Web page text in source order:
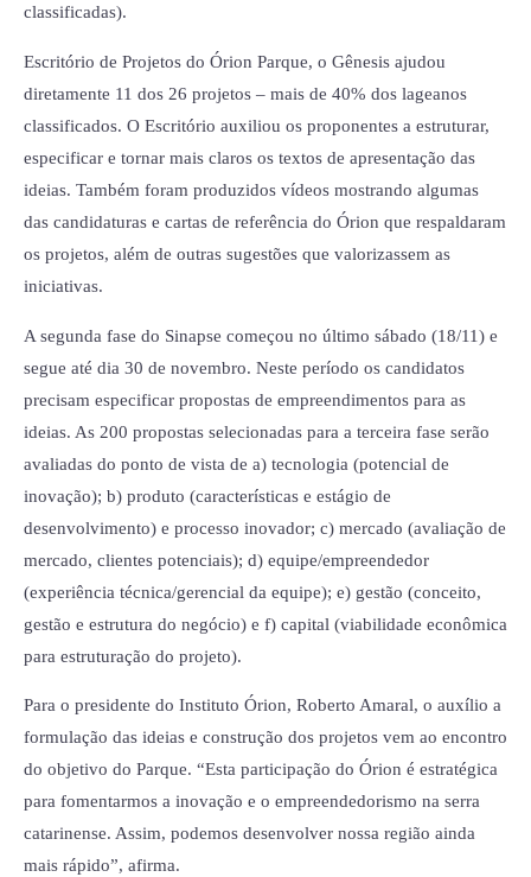
classificadas).
Escritório de Projetos do Órion Parque, o Gênesis ajudou
diretamente 11 dos 26 projetos – mais de 40% dos lageanos
classificados. O Escritório auxiliou os proponentes a estruturar,
especificar e tornar mais claros os textos de apresentação das
ideias. Também foram produzidos vídeos mostrando algumas
das candidaturas e cartas de referência do Órion que respaldaram
os projetos, além de outras sugestões que valorizassem as
iniciativas.
A segunda fase do Sinapse começou no último sábado (18/11) e
segue até dia 30 de novembro. Neste período os candidatos
precisam especificar propostas de empreendimentos para as
ideias. As 200 propostas selecionadas para a terceira fase serão
avaliadas do ponto de vista de a) tecnologia (potencial de
inovação); b) produto (características e estágio de
desenvolvimento) e processo inovador; c) mercado (avaliação de
mercado, clientes potenciais); d) equipe/empreendedor
(experiência técnica/gerencial da equipe); e) gestão (conceito,
gestão e estrutura do negócio) e f) capital (viabilidade econômica
para estruturação do projeto).
Para o presidente do Instituto Órion, Roberto Amaral, o auxílio a
formulação das ideias e construção dos projetos vem ao encontro
do objetivo do Parque. “Esta participação do Órion é estratégica
para fomentarmos a inovação e o empreendedorismo na serra
catarinense. Assim, podemos desenvolver nossa região ainda
mais rápido”, afirma.